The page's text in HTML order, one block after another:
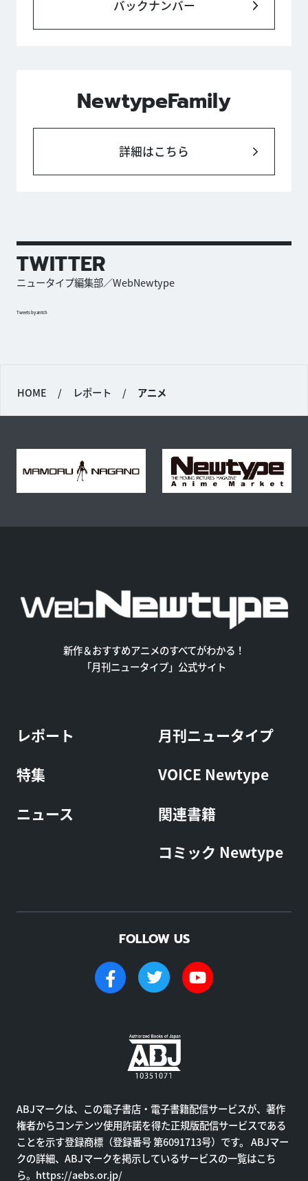
バックナンバー
NewtypeFamily
詳細はこちら
TWITTER
ニュータイプ編集部／WebNewtype
Tweets by antch
HOME / レポート / アニメ
新作＆おすすめアニメのすべてがわかる！
「月刊ニュータイプ」公式サイト
レポート
特集
ニュース
月刊ニュータイプ
VOICE Newtype
関連書籍
コミック Newtype
FOLLOW US
ABJマークは、この電子書店・電子書籍配信サービスが、著作
権者からコンテンツ使用許諾を得た正規版配信サービスである
ことを示す登録商標（登録番号 第6091713号）です。 ABJマー
クの詳細、ABJマークを掲示しているサービスの一覧はこち
ら。 https://aebs.or.jp/